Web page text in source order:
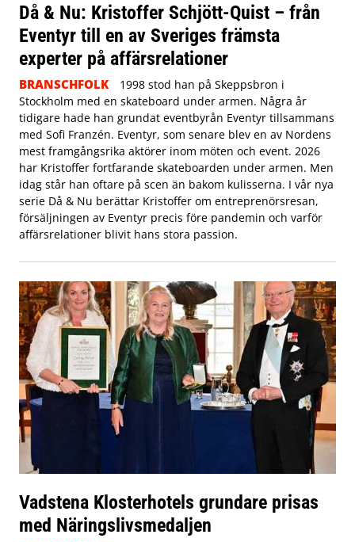
Då & Nu: Kristoffer Schjött-Quist – från
Eventyr till en av Sveriges främsta
experter på affärsrelationer
BRANSCHFOLK
1998 stod han på Skeppsbron i
Stockholm med en skateboard under armen. Några år
tidigare hade han grundat eventbyrån Eventyr tillsammans
med Sofi Franzén. Eventyr, som senare blev en av Nordens
mest framgångsrika aktörer inom möten och event. 2026
har Kristoffer fortfarande skateboarden under armen. Men
idag står han oftare på scen än bakom kulisserna. I vår nya
serie Då & Nu berättar Kristoffer om entreprenörsresan,
försäljningen av Eventyr precis före pandemin och varför
affärsrelationer blivit hans stora passion.
Vadstena Klosterhotels grundare prisas
med Näringslivsmedaljen